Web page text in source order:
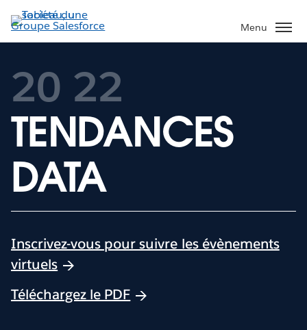
Aller
au
contenu
Menu
TENDANCES
DATA
20 22
Inscrivez-vous pour suivre les évènements
virtuels
Téléchargez le PDF